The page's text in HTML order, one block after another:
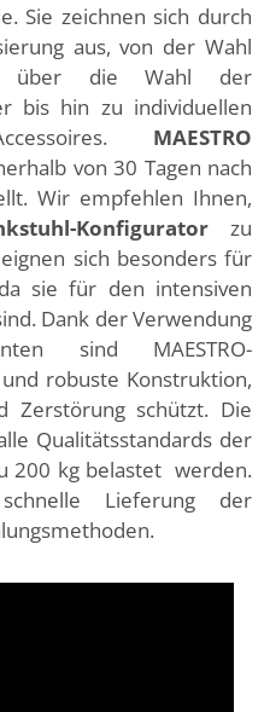
Sie zeichnen sich durch
aus, von der Wahl
über die Wahl der
bis hin zu individuellen
MAESTRO
von 30 Tagen nach
Wir empfehlen Ihnen,
Konfigurator zu
eignen sich besonders für
sie für den intensiven
Dank der Verwendung
sind MAESTRO-
robuste Konstruktion,
Zerstörung schützt. Die
Qualitätsstandards der
200 kg belastet werden.
Lieferung der